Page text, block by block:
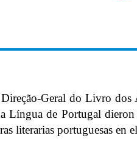
Geral do Livro
Língua de Portugal
literarias portuguesas en